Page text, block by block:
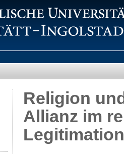
Religion
Allianz im